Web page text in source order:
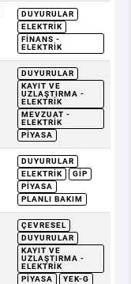
DUYURULAR
ELEKTRIK
FINANS -
ELEKTRIK
DUYURULAR
KAYIT VE
UZLAŞTIRMA -
ELEKTRIK
MEVZUAT -
ELEKTRIK
PIYASA
DUYURULAR
ELEKTRIK
GİP
PIYASA
PLANLI BAKIM
ÇEVRESEL
DUYURULAR
KAYIT VE
UZLAŞTIRMA -
ELEKTRIK
PIYASA
YEK-G